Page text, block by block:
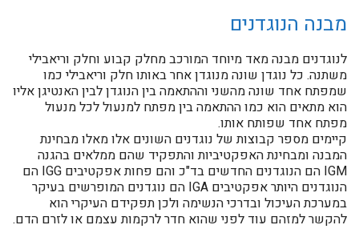
מבנה הנוגדנים
לנוגדנים מבנה מאד מיוחד המורכב מחלק קבוע וחלק וריאבילי
משתנה. כל נוגדן שונה מנוגדן אחר באותו חלק וריאבילי כמו
שמפתח אחד שונה מהשני וההתאמה בין הנוגדן לבין האנטיגן אליו
הוא מתאים הוא כמו ההתאמה בין מפתח למנעול לכל מנעול
מפתח אחד שפותח אותו.
קיימים מספר קבוצות של נוגדנים השונים אלו מאלו מבחינת
המבנה ומבחינת האפקטיביות והתפקיד שהם ממלאים בהגנה
IGM הם הנוגדנים החדשים בד"כ והם פחות אפקטיבים IGG הם
הנוגדנים היותר אפקטיבים IGA הם נוגדנים המופרשים בעיקר
במערכת העיכול ובדרכי הנשימה ולכן תפקידם העיקרי הוא
להקשר למזהם עוד לפני שהוא חדר לרקמות עצמם או לזרם הדם.